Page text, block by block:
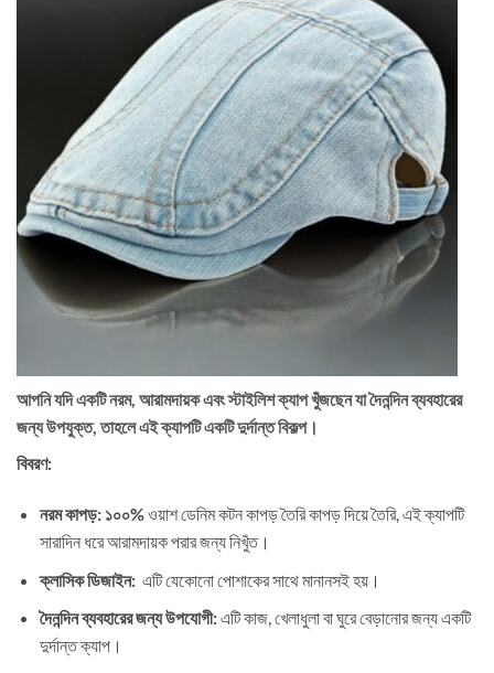
আপনি যদি একটি নরম, আরামদায়ক এবং স্টাইলিশ ক্যাপ খুঁজছেন যা দৈনন্দিন ব্যবহারের
জন্য উপযুক্ত, তাহলে এই ক্যাপটি একটি দুর্দান্ত বিকল্প।
বিবরণ:
নরম কাপড়: ১০০%ওয়াশ ডেনিম কটন কাপড় তৈরি কাপড় দিয়ে তৈরি, এই ক্যাপটি
সারাদিন ধরে আরামদায়ক পরার জন্য নিখুঁত।
ক্লাসিক ডিজাইন:এটি যেকোনো পোশাকের সাথে মানানসই হয়।
দৈনন্দিন ব্যবহারের জন্য উপযোগী:এটি কাজ, খেলাধুলা বা ঘুরে বেড়ানোর জন্য একটি
দুর্দান্ত ক্যাপ।